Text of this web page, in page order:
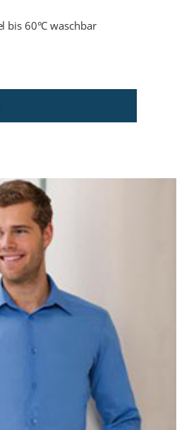
bis 60°C waschbar